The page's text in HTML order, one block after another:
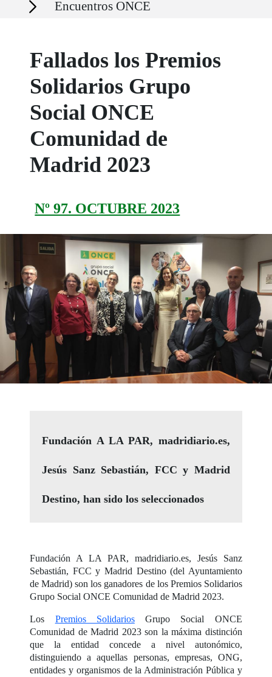
Encuentros ONCE
Fallados los Premios
Solidarios Grupo
Social ONCE
Comunidad de
Madrid 2023
Nº 97. OCTUBRE 2023
Fundación A LA PAR, madridiario.es,
Jesús Sanz Sebastián, FCC y Madrid
Destino, han sido los seleccionados
Fundación A LA PAR, madridiario.es, Jesús Sanz
Sebastián, FCC y Madrid Destino (del Ayuntamiento
de Madrid) son los ganadores de los Premios Solidarios
Grupo Social ONCE Comunidad de Madrid 2023.
Los Premios SolidariosGrupo Social ONCE
Comunidad de Madrid 2023 son la máxima distinción
que la entidad concede a nivel autonómico,
distinguiendo a aquellas personas, empresas, ONG,
entidades y organismos de la Administración Pública y